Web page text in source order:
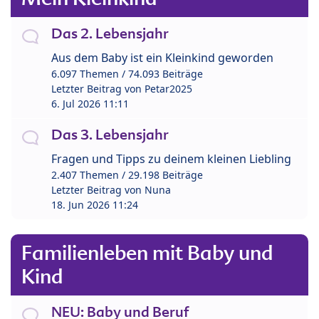
Das 2. Lebensjahr
Aus dem Baby ist ein Kleinkind geworden
6.097 Themen / 74.093 Beiträge
Letzter Beitrag von Petar2025
6. Jul 2026 11:11
Das 3. Lebensjahr
Fragen und Tipps zu deinem kleinen Liebling
2.407 Themen / 29.198 Beiträge
Letzter Beitrag von Nuna
18. Jun 2026 11:24
Familienleben mit Baby und
Kind
NEU: Baby und Beruf